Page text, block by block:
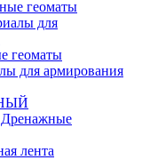
геоматы
для
геоматы
для армирования
лента